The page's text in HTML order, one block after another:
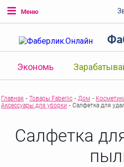
Меню
Экономь
Главная - Товары Faberlic - Дом -
Аксессуары для уборки - Салфетка для
Салфетка